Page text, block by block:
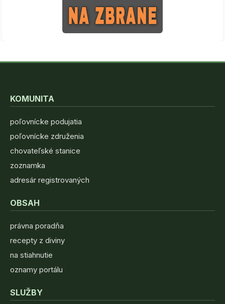
KOMUNITA
poľovnícke podujatia
poľovnícke združenia
chovateľské stanice
zoznamka
adresár registrovaných
OBSAH
právna poradňa
recepty z diviny
na stiahnutie
oznamy portálu
SLUŽBY